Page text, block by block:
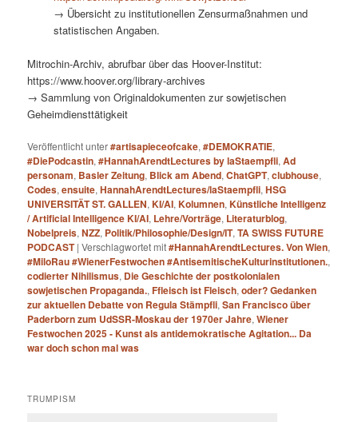
→ Übersicht zu institutionellen Zensurmaßnahmen und
statistischen Angaben.
Mitrochin-Archiv, abrufbar über das Hoover-Institut:
https://www.hoover.org/library-archives
→ Sammlung von Originaldokumenten zur sowjetischen
Geheimdiensttätigkeit
Veröffentlicht unter#artisapieceofcake,#DEMOKRATIE,
#DiePodcastin,#HannahArendtLectures by laStaempfli,Ad
personam, Basler Zeitung, Blick am Abend,ChatGPT,clubhouse,
Codes,ensuite,HannahArendtLectures/laStaempfli,HSG
UNIVERSITÄT ST. GALLEN,KI/AI,Kolumnen,Künstliche Intelligenz
/ Artificial Intelligence KI/AI, Lehre/Vorträge, Literaturblog,
Nobelpreis,NZZ, Politik/Philosophie/Design/IT,TA SWISS FUTURE
PODCAST |Verschlagwortet mit#HannahArendtLectures. Von Wien,
#MiloRau #WienerFestwochen #AntisemitischeKulturinstitutionen.,
codierter Nihilismus, Die Geschichte der postkolonialen
sowjetischen Propaganda.,Ffleisch ist Fleisch,oder? Gedanken
zur aktuellen Debatte von Regula Stämpfli,San Francisco über
Paderborn zum UdSSR-Moskau der 1970er Jahre,Wiener
Festwochen 2025 - Kunst als antidemokratische Agitation... Da
war doch schon mal was
TRUMPISM